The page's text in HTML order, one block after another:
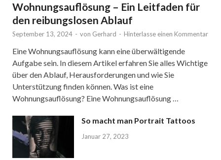
Wohnungsauflösung – Ein Leitfaden für
den reibungslosen Ablauf
September 13, 2024 - von Gerhard - Hinterlasse einen Kommentar
Eine Wohnungsauflösung kann eine überwältigende
Aufgabe sein. In diesem Artikel erfahren Sie alles Wichtige
über den Ablauf, Herausforderungen und wie Sie
Unterstützung finden können. Was ist eine
Wohnungsauflösung? Eine Wohnungsauflösung …
So macht man Portrait Tattoos
Januar 27, 2023